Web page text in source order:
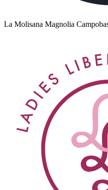
La Molisana Magnolia